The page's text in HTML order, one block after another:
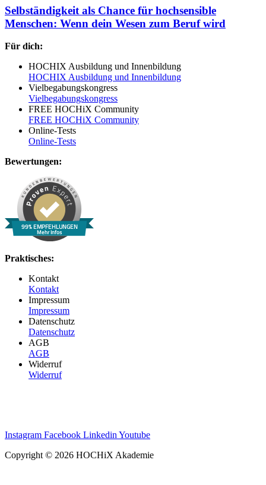
Selbständigkeit als Chance für hochsensible
Menschen: Wenn dein Wesen zum Beruf wird
Für dich:
HOCHIX Ausbildung und Innenbildung
HOCHIX Ausbildung und Innenbildung
Vielbegabungskongress
Vielbegabungskongress
FREE HOCHiX Community
FREE HOCHiX Community
Online-Tests
Online-Tests
Bewertungen:
99% EMPFEHLUNGEN
Mehr Infos
Praktisches:
Kontakt
Kontakt
Impressum
Impressum
Datenschutz
Datenschutz
AGB
AGB
Widerruf
Widerruf
Instagram Facebook Linkedin Youtube
Copyright © 2026 HOCHiX Akademie